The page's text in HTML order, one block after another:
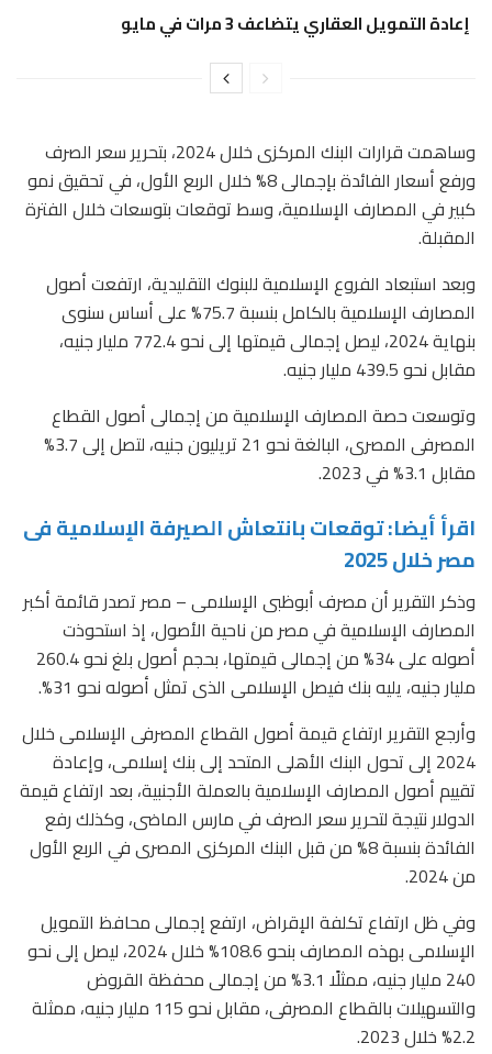
إعادة التمويل العقاري يتضاعف 3 مرات في مايو
وساهمت قرارات البنك المركزى خلال 2024، بتحرير سعر الصرف
ورفع أسعار الفائدة بإجمالى 8% خلال الربع الأول، في تحقيق نمو
كبير في المصارف الإسلامية، وسط توقعات بتوسعات خلال الفترة
المقبلة.
وبعد استبعاد الفروع الإسلامية للبنوك التقليدية، ارتفعت أصول
المصارف الإسلامية بالكامل بنسبة 75.7% على أساس سنوى
بنهاية 2024، ليصل إجمالى قيمتها إلى نحو 772.4 مليار جنيه،
مقابل نحو 439.5 مليار جنيه.
وتوسعت حصة المصارف الإسلامية من إجمالى أصول القطاع
المصرفى المصرى، البالغة نحو 21 تريليون جنيه، لتصل إلى 3.7%
مقابل 3.1% في 2023.
اقرأ أيضا: توقعات بانتعاش الصيرفة الإسلامية فى
مصر خلال 2025
وذكر التقرير أن مصرف أبوظبى الإسلامى – مصر تصدر قائمة أكبر
المصارف الإسلامية في مصر من ناحية الأصول، إذ استحوذت
أصوله على 34% من إجمالى قيمتها، بحجم أصول بلغ نحو 260.4
مليار جنيه، يليه بنك فيصل الإسلامى الذى تمثل أصوله نحو 31%.
وأرجع التقرير ارتفاع قيمة أصول القطاع المصرفى الإسلامى خلال
2024 إلى تحول البنك الأهلى المتحد إلى بنك إسلامى، وإعادة
تقييم أصول المصارف الإسلامية بالعملة الأجنبية، بعد ارتفاع قيمة
الدولار نتيجة لتحرير سعر الصرف في مارس الماضى، وكذلك رفع
الفائدة بنسبة 8% من قبل البنك المركزى المصرى في الربع الأول
من 2024.
وفي ظل ارتفاع تكلفة الإقراض، ارتفع إجمالى محافظ التمويل
الإسلامى بهذه المصارف بنحو 108.6% خلال 2024، ليصل إلى نحو
240 مليار جنيه، ممثلًا 3.1% من إجمالى محفظة القروض
والتسهيلات بالقطاع المصرفى، مقابل نحو 115 مليار جنيه، ممثلة
2.2% خلال 2023.